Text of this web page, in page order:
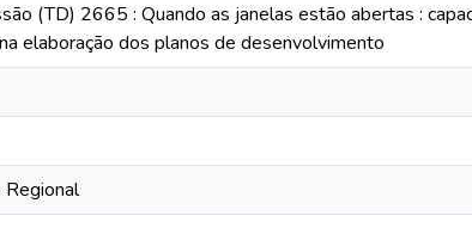
(TD) 2665 : Quando as janelas estão abertas :
elaboração dos planos de desenvolvimento